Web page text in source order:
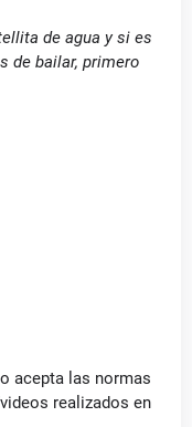
de agua y si es
de bailar, primero
acepta las normas
realizados en